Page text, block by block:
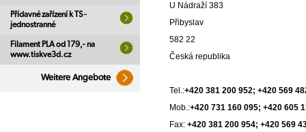
Přídavné zařízení k TS -
jednostranné
Filament PLA od 179,- na
www.tiskve3d.cz
Weitere Angebote
U Nádraží 383
Přibyslav
582 22
Česká republika
Tel.:+420 381 200 952; +420 569
Mob.:+420 731 160 095; +420 605
Fax: +420 381 200 954; +420 569